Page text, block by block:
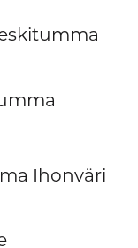
Ihonväri